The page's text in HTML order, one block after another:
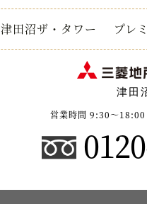
津田沼ザ・タワー プレ
津田
営業時間 9:30～18:00